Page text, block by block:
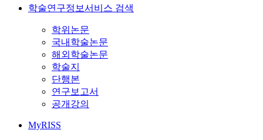
학술연구정보서비스 검색
학위논문
국내학술논문
해외학술논문
학술지
단행본
연구보고서
공개강의
MyRISS